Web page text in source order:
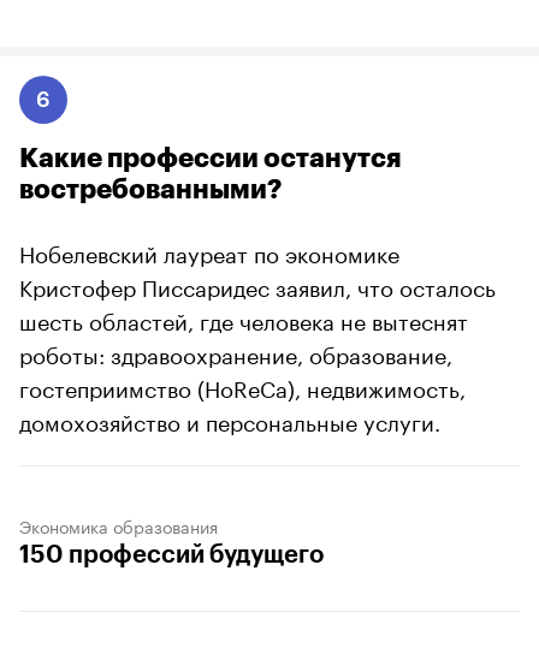
6
Какие профессии останутся
востребованными?
Нобелевский лауреат по экономике
Кристофер Писсаридес заявил, что осталось
шесть областей, где человека не вытеснят
роботы: здравоохранение, образование,
гостеприимство (HoReCa), недвижимость,
домохозяйство и персональные услуги.
Экономика образования
150 профессий будущего